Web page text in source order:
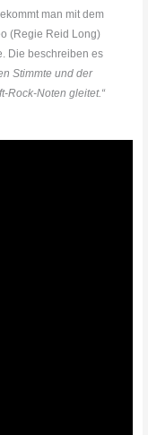
man mit dem
(Regie Reid Long)
Die beschreiben es
Stimmte und der
Rock-Noten gleitet.“